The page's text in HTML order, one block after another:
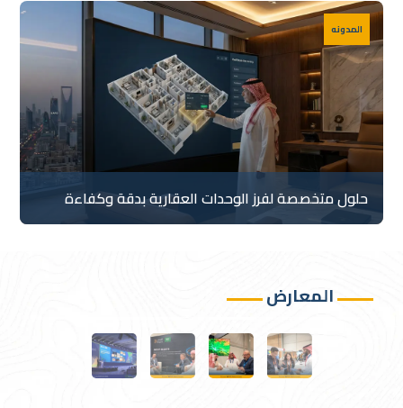
حلول متخصصة لفرز الوحدات العقارية بدقة وكفاءة
المدونه
المعارض
Congress 2026